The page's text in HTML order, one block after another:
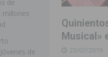
ya se prepara para dar
Bigastro se viste de gala para la
clausura con éxito las Fiestas
Musical»
23/07/2019
de
millones
de